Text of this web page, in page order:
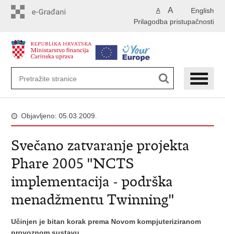
English
A A
Prilagodba pristupačnosti
Objavljeno: 05.03.2009.
Svečano zatvaranje projekta
Phare 2005 "NCTS
implementacija - podrška
menadžmentu Twinning"
Učinjen je bitan korak prema Novom kompjuteriziranom